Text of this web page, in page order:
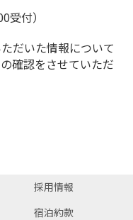
受付）
だいた情報について
確認をさせていただ
採用情報
宿泊約款